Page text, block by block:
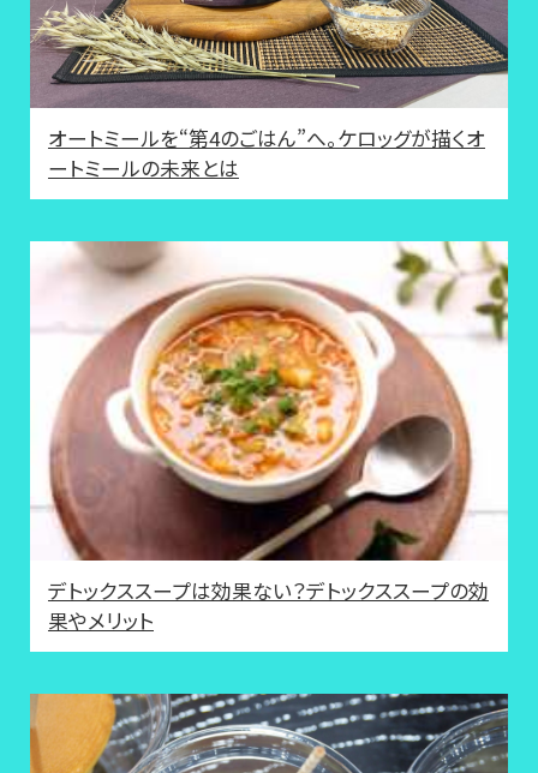
オートミールを“第4のごはん”へ。ケロッグが描くオ
ートミールの未来とは
デトックススープは効果ない？デトックススープの効
果やメリット